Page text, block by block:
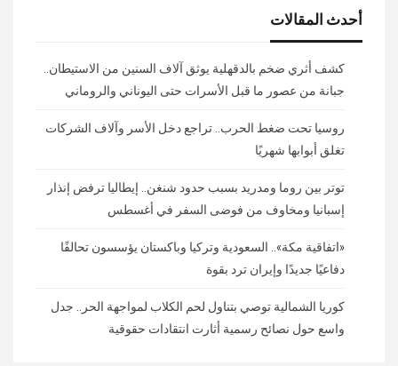
أحدث المقالات
كشف أثري ضخم بالدقهلية يوثق آلاف السنين من الاستيطان..
جبانة من عصور ما قبل الأسرات حتى اليوناني والروماني
روسيا تحت ضغط الحرب.. تراجع دخل الأسر وآلاف الشركات
تغلق أبوابها شهريًا
توتر بين روما ومدريد بسبب حدود شنغن.. إيطاليا ترفض إنذار
إسبانيا ومخاوف من فوضى السفر في أغسطس
«اتفاقية مكة».. السعودية وتركيا وباكستان يؤسسون تحالفًا
دفاعيًا جديدًا وإيران ترد بقوة
كوريا الشمالية توصي بتناول لحم الكلاب لمواجهة الحر.. جدل
واسع حول نصائح رسمية أثارت انتقادات حقوقية